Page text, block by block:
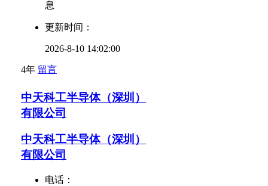
息
更新时间：
2026-8-10 14:02:00
4年 留言
中天科工半导体（深圳）
有限公司
中天科工半导体（深圳）
有限公司
电话：